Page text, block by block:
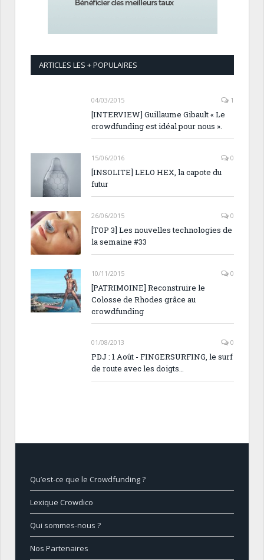
ARTICLES LES + POPULAIRES
04/03/2015 1
[INTERVIEW] Guillaume Gibault « Le
crowdfunding est idéal pour nous ».
15/06/2016 0
[INSOLITE] LELO HEX, la capote du
futur
26/06/2015 0
[TOP 3] Les nouvelles technologies de
la semaine #33
10/11/2015 0
[PATRIMOINE] Reconstruire le
Colosse de Rhodes grâce au
crowdfunding
01/08/2013 0
PDJ : 1 Août - FINGERSURFING, le surf
de route avec les doigts…
Qu’est-ce que le Crowdfunding ?
Lexique Crowdico
Qui sommes-nous ?
Nos Partenaires